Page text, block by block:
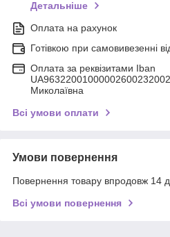
Детальніше
Оплата на рахунок
Готівкою при самовивезенні
Оплата за реквізитами Iban
Миколаївна
Всі умови оплати
Умови повернення
Повернення товару впродовж 14
Всі умови повернення